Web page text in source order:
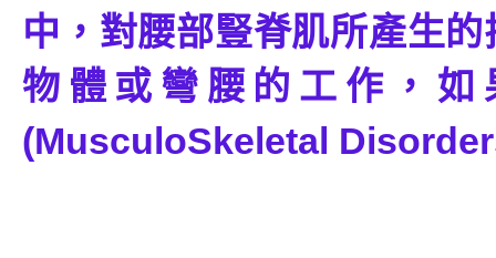
中，對腰部豎脊肌所產生
物體或彎腰的工作，
(MusculoSkeletal